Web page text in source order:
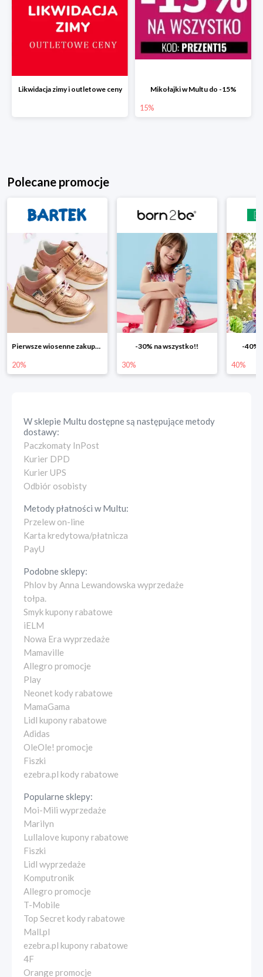
Likwidacja zimy i outletowe ceny Mikołajki w Multu do -15%
15%
Polecane promocje
Pierwsze wiosenne zakupy -20%
20%
-30% na wszystko!!
30%
-40%
40%
W sklepie Multu dostępne są następujące metody
dostawy:
Paczkomaty InPost
Kurier DPD
Kurier UPS
Odbiór osobisty
Metody płatności wMultu:
Przelew on-line
Karta kredytowa/płatnicza
PayU
Podobne sklepy:
Phlov by Anna Lewandowska wyprzedaże
tołpa.
Smyk kupony rabatowe
iELM
Nowa Era wyprzedaże
Mamaville
Allegro promocje
Play
Neonet kody rabatowe
MamaGama
Lidl kupony rabatowe
Adidas
OleOle! promocje
Fiszki
ezebra.pl kody rabatowe
Popularne sklepy:
Moi-Mili wyprzedaże
Marilyn
Lullalove kupony rabatowe
Fiszki
Lidl wyprzedaże
Komputronik
Allegro promocje
T-Mobile
Top Secret kody rabatowe
Mall.pl
ezebra.pl kupony rabatowe
4F
Orange promocje